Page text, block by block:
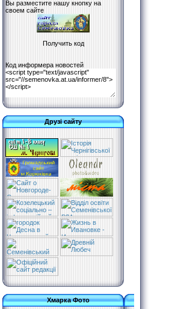
Вы разместите нашу кнопку на
своем сайте
Код информера новостей
Друзі сайту
Хмарка Фото